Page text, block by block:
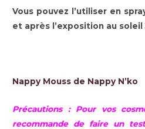
Vous pouvez l’utiliser en
et après l’exposition au soleil
Nappy Mouss de Nappy N’ko
Précautions : Pour vos
recommande de faire un